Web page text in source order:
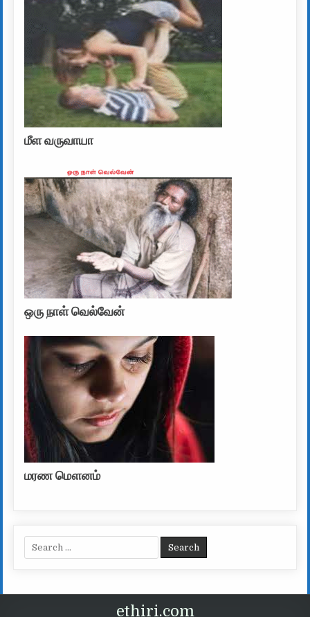
மீள வருவாயா
ஒரு நாள் வெல்வேன்
மரண மௌனம்
Search for:
ethiri.com